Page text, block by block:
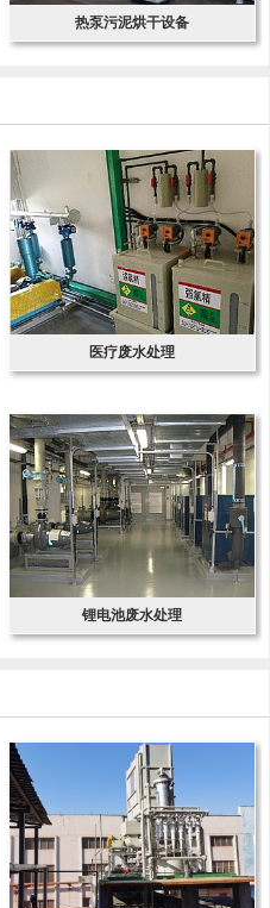
热泵污泥烘干设备
医疗废水处理
锂电池废水处理